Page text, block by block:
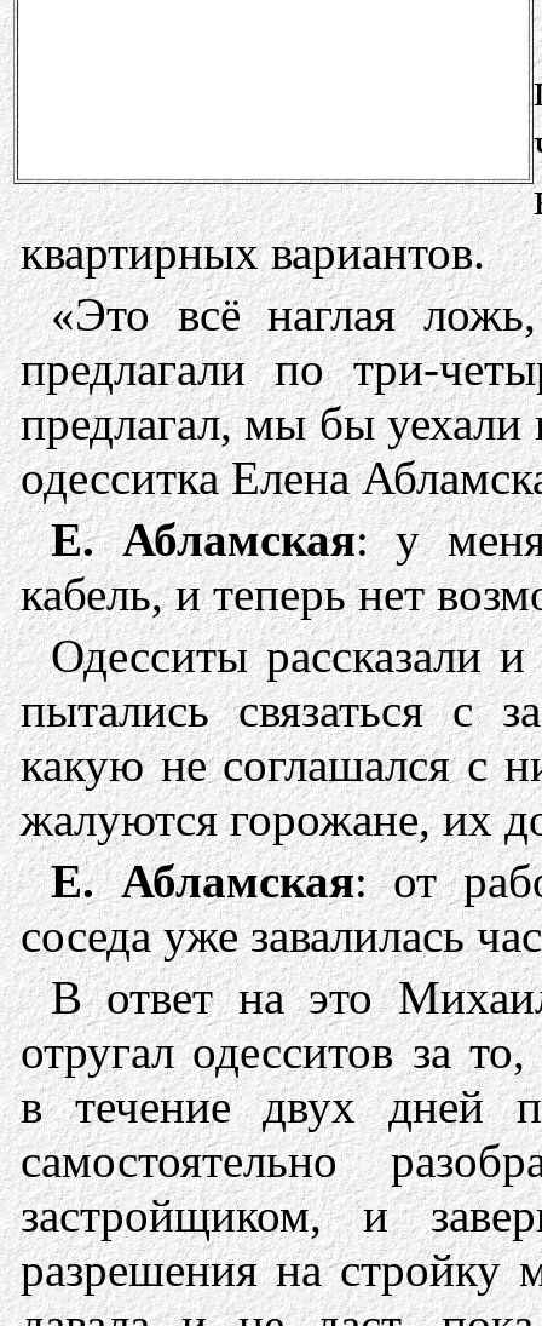
квартирных вариантов.
«Это всё наглая
предлагали по три-
предлагал, мы бы
одесситка Елена
Е. Абламская: у меня
кабель, и теперь нет
Одесситы рассказали
пытались связаться с
какую не соглашался с
жалуются горожане, их
Е. Абламская: от
соседа уже завалилась
В ответ на это
отругал одесситов за
в течение двух дней
самостоятельно
застройщиком, и
разрешения на стройку